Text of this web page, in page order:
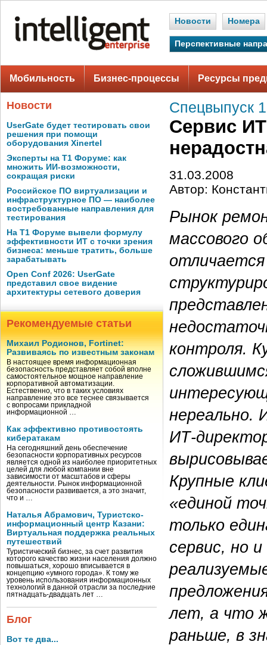
Новости Номера
Перспективные
Мобильность Бизнес-процессы Ресурсы
Новости
UserGate будет тестировать свои
решения при помощи
оборудования Xinertel
Эксперты на Т1 Форуме: как
множить ИИ-возможности,
сокращая риски
Российское ПО виртуализации и
инфраструктурное ПО — наиболее
востребованные направления для
тестирования
На Т1 Форуме вывели формулу
эффективности ИТ с точки зрения
бизнеса: меньше тратить, больше
зарабатывать
Open Conf 2026: UserGate
представил свое видение
архитектуры сетевого доверия
Рекомендуемые статьи
Михаил Родионов, Fortinet:
Развиваясь по известным законам
В настоящее время информационная
безопасность представляет собой вполне
самостоятельное мощное направление
корпоративной автоматизации.
Естественно, что в таких условиях
направление это все теснее связывается
с вопросами прикладной
информационной …
Как эффективно противостоять
кибератакам
На сегодняшний день обеспечение
безопасности корпоративных ресурсов
является одной из наиболее приоритетных
целей для любой компании вне
зависимости от масштабов и сферы
деятельности. Рынок информационной
безопасности развивается, а это значит,
что и …
Наталья Абрамович, Туристско-
информационный центр Казани:
Виртуальная поддержка реальных
путешествий
Туристический бизнес, за счет развития
которого качество жизни населения должно
повышаться, хорошо вписывается в
концепцию «умного города». К тому же
уровень использования информационных
технологий в данной отрасли за последние
пятнадцать-двадцать лет …
Блог
Вот те два...
Спецвыпуск
Сервис
31.03.2008
Автор:
Рынок
массового
отличается
контроля.
нереально.
ИТ-
Крупные
«единой
только
сервис, но
лет, а что
раньше, в